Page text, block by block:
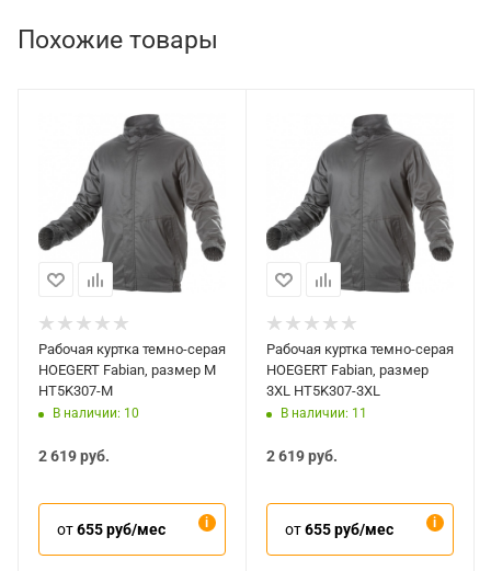
Похожие товары
Рабочая куртка темно-серая
HOEGERT Fabian, размер M
HT5K307-M
В наличии: 10
2 619руб.
от655 руб/мес
Рабочая куртка темно-серая
HOEGERT Fabian, размер
3XL HT5K307-3XL
В наличии: 11
2 619руб.
от655 руб/мес